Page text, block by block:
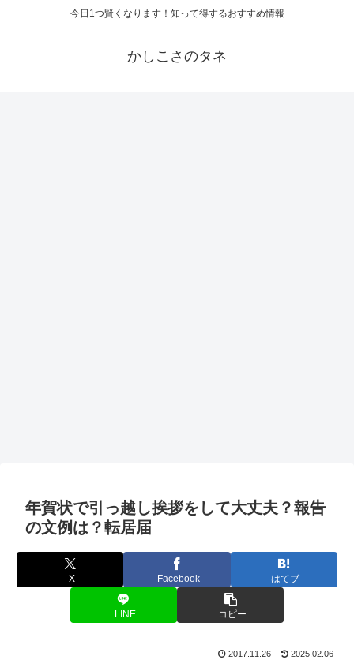
今日1つ賢くなります！知って得するおすすめ情報
かしこさのタネ
年賀状で引っ越し挨拶をして大丈夫？報告
の文例は？転居届
X Facebook はてブ
LINE コピー
2017.11.26 2025.02.06